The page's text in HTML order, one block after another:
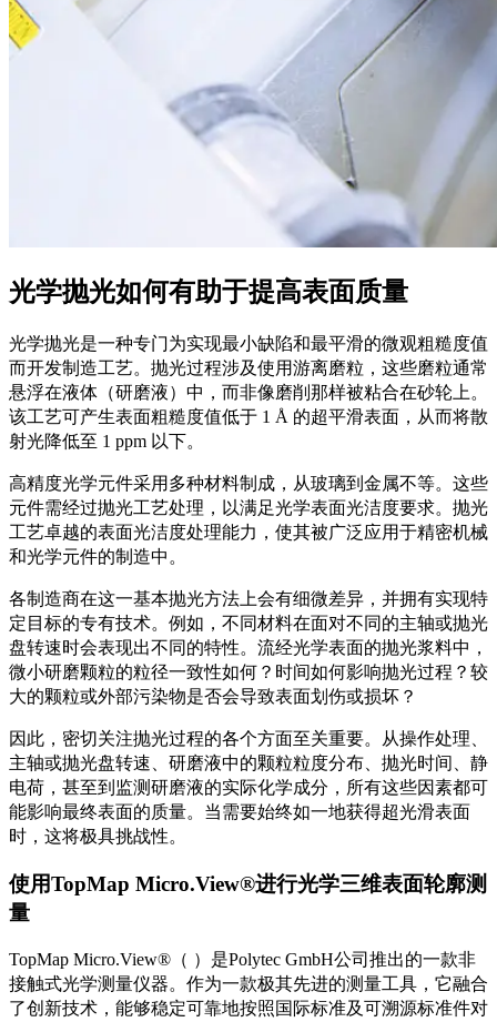
光学抛光如何有助于提高表面质量
光学抛光是一种专门为实现最小缺陷和最平滑的微观粗糙度值
而开发制造工艺。抛光过程涉及使用游离磨粒，这些磨粒通常
悬浮在液体（研磨液）中，而非像磨削那样被粘合在砂轮上。
该工艺可产生表面粗糙度值低于 1 Å 的超平滑表面，从而将散
射光降低至 1 ppm 以下。
高精度光学元件采用多种材料制成，从玻璃到金属不等。这些
元件需经过抛光工艺处理，以满足光学表面光洁度要求。抛光
工艺卓越的表面光洁度处理能力，使其被广泛应用于精密机械
和光学元件的制造中。
各制造商在这一基本抛光方法上会有细微差异，并拥有实现特
定目标的专有技术。例如，不同材料在面对不同的主轴或抛光
盘转速时会表现出不同的特性。流经光学表面的抛光浆料中，
微小研磨颗粒的粒径一致性如何？时间如何影响抛光过程？较
大的颗粒或外部污染物是否会导致表面划伤或损坏？
因此，密切关注抛光过程的各个方面至关重要。从操作处理、
主轴或抛光盘转速、研磨液中的颗粒粒度分布、抛光时间、静
电荷，甚至到监测研磨液的实际化学成分，所有这些因素都可
能影响最终表面的质量。当需要始终如一地获得超光滑表面
时，这将极具挑战性。
使用TopMap Micro.View®进行光学三维表面轮廓测
量
TopMap Micro.View®（ ）是Polytec GmbH公司推出的一款非
接触式光学测量仪器。作为一款极其先进的测量工具，它融合
了创新技术，能够稳定可靠地按照国际标准及可溯源标准件对